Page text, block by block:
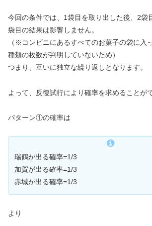
今回の条件では、1袋目を取り出した後、2袋
袋目の結果は影響しません。
（※コンビニにあるすべてのお菓子の袋に入
種類の枚数が判明していないため）
つまり、互いに独立な繰り返しとなります。
よって、反復試行により確率を求めることが
パターン①の確率は
瑞鶴が出る確率=1/3
加賀が出る確率=1/3
赤城が出る確率=1/3
より